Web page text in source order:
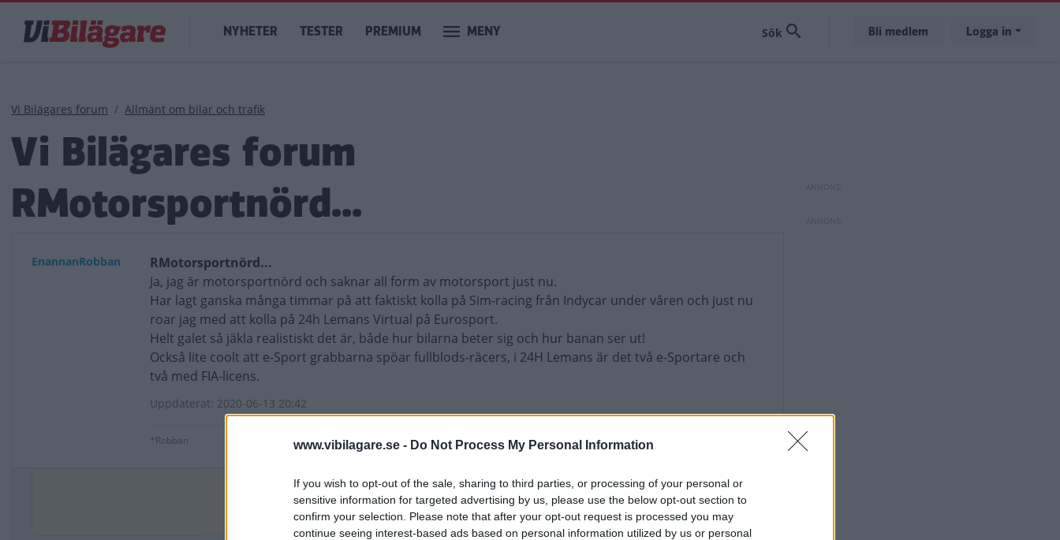
www.vibilagare.se - Do Not Process My Personal Information
If you wish to opt-out of the sale, sharing to third parties, or processing of your personal or
sensitive information for targeted advertising by us, please use the below opt-out section to
confirm your selection. Please note that after your opt-out request is processed you may
continue seeing interest-based ads based on personal information utilized by us or personal
huvudinnehåll
Main
navigation
NYHETER TESTER PREMIUM MENY Bli medlem Logga in
Länkstig
Vi Bilägares forum Allmänt om bilar och trafik
Vi Bilägares forum
RMotorsportnörd...
EnannanRobban
RMotorsportnörd...
Ja, jag är motorsportnörd och saknar all form av motorsport just nu.
Har lagt ganska många timmar på att faktiskt kolla på Sim-racing från Indycar under våren och just nu
roar jag med att kolla på 24h Lemans Virtual på Eurosport.
Helt galet så jäkla realistiskt det är, både hur bilarna beter sig och hur banan ser ut!
Också lite coolt att e-Sport grabbarna spöar fullblods-räcers, i 24H Lemans är det två e-Sportare och
två med FIA-licens.
Uppdaterat: 2020-06-13 20:42
*Robban
Denna tråd är stängd.